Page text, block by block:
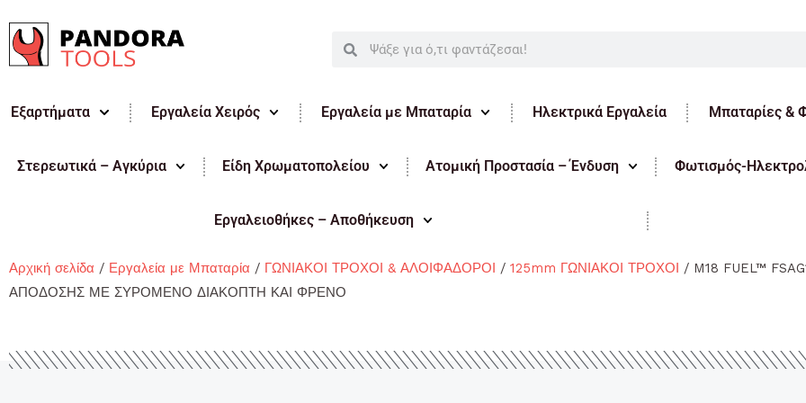
στο
περιεχόμενο
SearchSearch
Εξαρτήματα Εργαλεία Χειρός Εργαλεία με Μπαταρία Ηλεκτρικά Εργαλεία Μπαταρίες &
Στερεωτικά – Αγκύρια Είδη Χρωματοπολείου Ατομική Προστασία – Ένδυση Φωτισμός-
Εργαλειοθήκες – Αποθήκευση
Αρχική σελίδα / Εργαλεία με Μπαταρία / ΓΩΝΙΑΚΟΙ ΤΡΟΧΟΙ & ΑΛΟΙΦΑΔΟΡΟΙ / 125mm ΓΩΝΙΑΚΟΙ ΤΡΟΧΟΙ / M18 FUEL™
ΑΠΟΔΟΣΗΣ ΜΕ ΣΥΡΟΜΕΝΟ ΔΙΑΚΟΠΤΗ ΚΑΙ ΦΡΕΝΟ